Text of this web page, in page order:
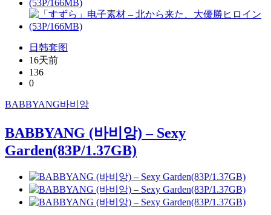
日韩套图
16天前
136
0
BABBYANG바비앙
BABBYANG (바비앙) – Sexy
Garden(83P/1.37GB)